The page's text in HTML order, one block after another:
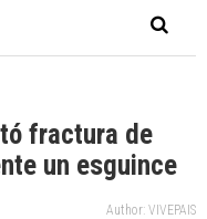
fractura de
un esguince
Author: VIVEPAIS